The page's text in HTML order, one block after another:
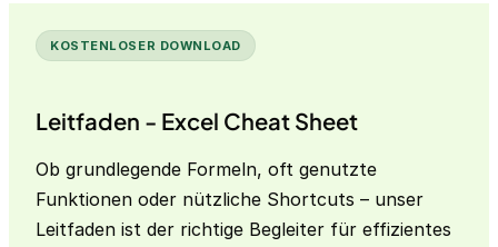
KOSTENLOSER DOWNLOAD
Leitfaden - Excel Cheat Sheet
Ob grundlegende Formeln, oft genutzte
Funktionen oder nützliche Shortcuts – unser
Leitfaden ist der richtige Begleiter für effizientes